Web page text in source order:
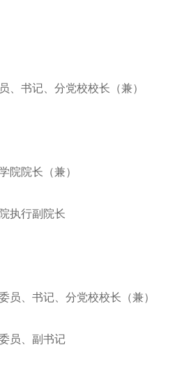
、书记、分党校校长（兼）
院院长（兼）
执行副院长
员、书记、分党校校长（兼）
员、副书记